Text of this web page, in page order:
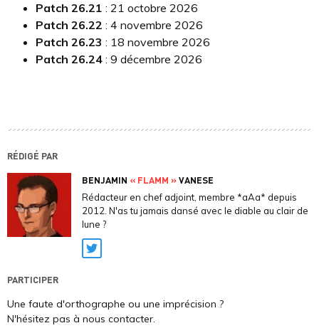
Patch 26.21 : 21 octobre 2026
Patch 26.22 : 4 novembre 2026
Patch 26.23 : 18 novembre 2026
Patch 26.24 : 9 décembre 2026
RÉDIGÉ PAR
BENJAMIN « FLAMM »VANESE
Rédacteur en chef adjoint, membre *aAa* depuis
2012. N'as tu jamais dansé avec le diable au clair de
lune ?
Twitter
PARTICIPER
Une faute d'orthographe ou une imprécision ?
N'hésitez pas à nous contacter.